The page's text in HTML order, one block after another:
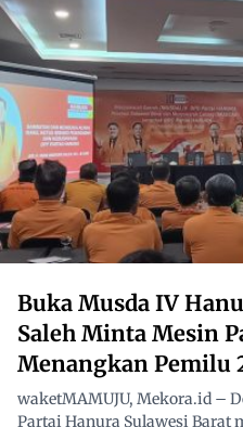
Buka Musda IV
Saleh Minta Mesin
Menangkan Pemilu
waketMAMUJU, Mekora.id –
Partai Hanura Sulawesi Barat